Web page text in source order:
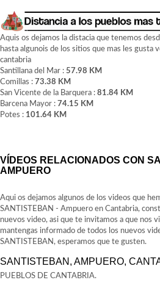
Aquis os dejamos la distacia que tenemos
hasta algunois de los sitios que mas les gusta
cantabria
Santillana del Mar : 57.98 KM
Comillas : 73.38 KM
San Vicente de la Barquera : 81.84 KM
Barcena Mayor : 74.15 KM
Potes : 101.64 KM
VÍDEOS RELACIONADOS CON
AMPUERO
Aqui os dejamos algunos de los videos que
SANTISTEBAN - Ampuero en Cantabria,
nuevos video, asi que te invitamos a que nos
mantengas informado de todos los nuevos
SANTISTEBAN, esperamos que te gusten.
SANTISTEBAN, AMPUERO,
PUEBLOS DE CANTABRIA.